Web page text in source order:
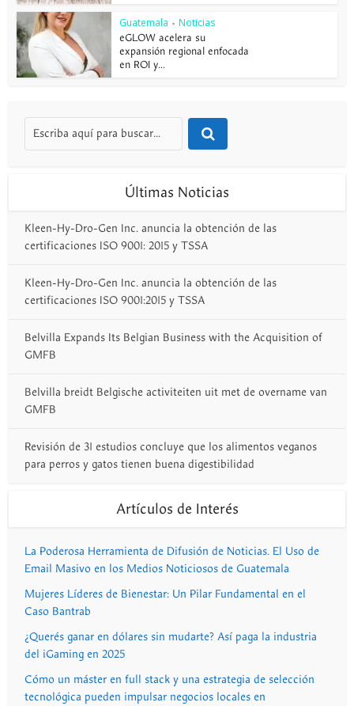
Guatemala • Noticias
eGLOW acelera su
expansión regional enfocada
en ROI y...
Últimas Noticias
Kleen-Hy-Dro-Gen Inc. anuncia la obtención de las
certificaciones ISO 9001: 2015 y TSSA
Kleen-Hy-Dro-Gen Inc. anuncia la obtención de las
certificaciones ISO 9001:2015 y TSSA
Belvilla Expands Its Belgian Business with the Acquisition of
GMFB
Belvilla breidt Belgische activiteiten uit met de overname van
GMFB
Revisión de 31 estudios concluye que los alimentos veganos
para perros y gatos tienen buena digestibilidad
Artículos de Interés
La Poderosa Herramienta de Difusión de Noticias. El Uso de
Email Masivo en los Medios Noticiosos de Guatemala
Mujeres Líderes de Bienestar: Un Pilar Fundamental en el
Caso Bantrab
¿Querés ganar en dólares sin mudarte? Así paga la industria
del iGaming en 2025
Cómo un máster en full stack y una estrategia de selección
tecnológica pueden impulsar negocios locales en